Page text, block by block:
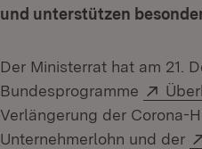
und unterstützen
Der Ministerrat hat am 21.
Bundesprogramme
Verlängerung der Corona-
Unternehmerlohn und der